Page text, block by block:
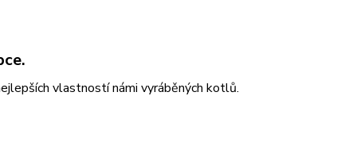
vlastností námi vyráběných kotlů.